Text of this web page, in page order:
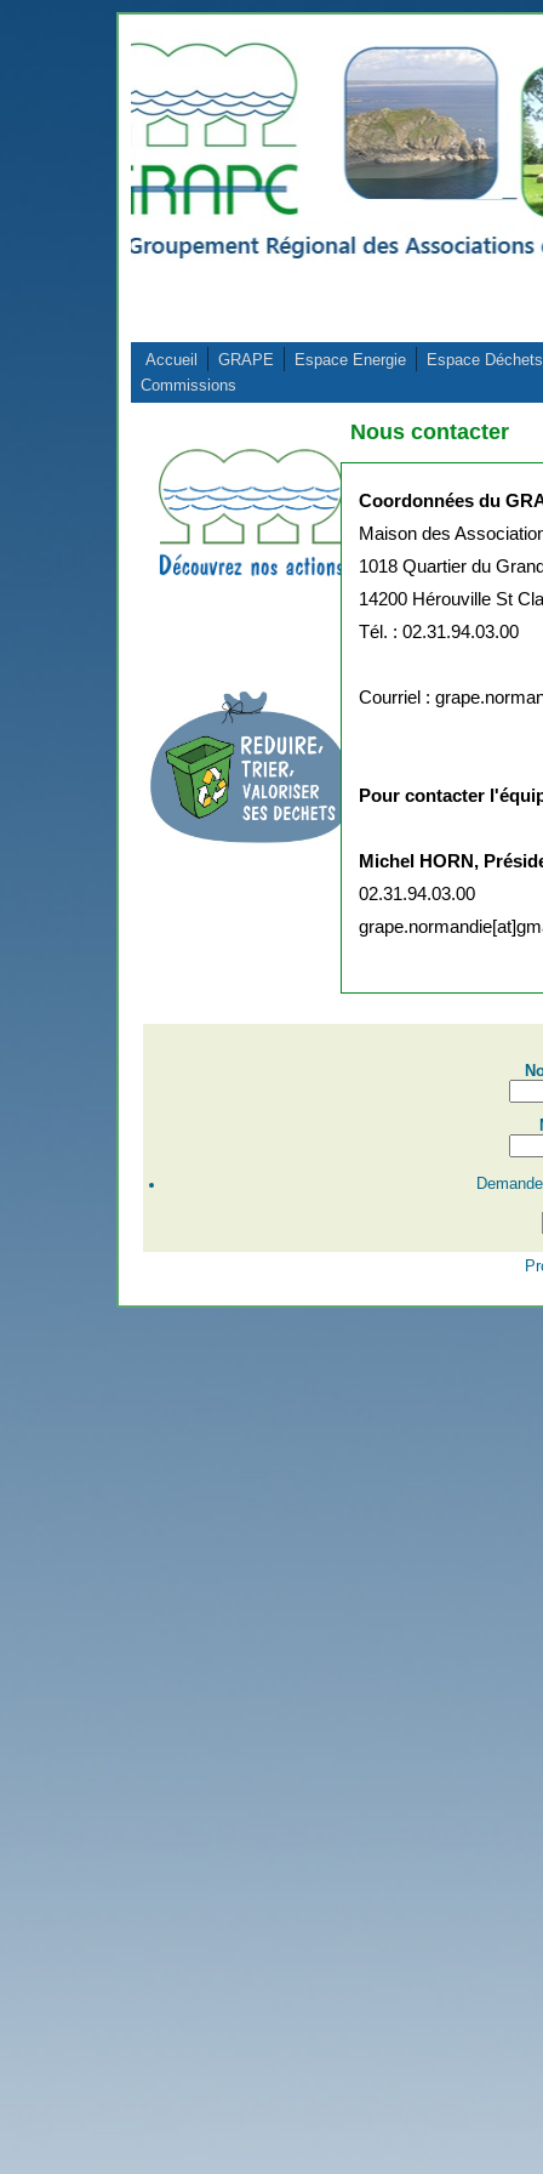
Accueil GRAPE Espace Energie
Espace Déchets
Commissions
Nous contacter
Coordonnées du
Maison des
1018 Quartier du
14200 Hérouville St
Tél. : 02.31.94.03.00
Courriel :
Pour contacter
Michel HORN,
02.31.94.03.00